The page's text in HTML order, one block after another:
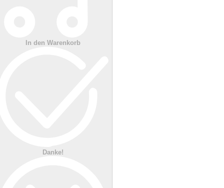
In den Warenkorb
Danke!